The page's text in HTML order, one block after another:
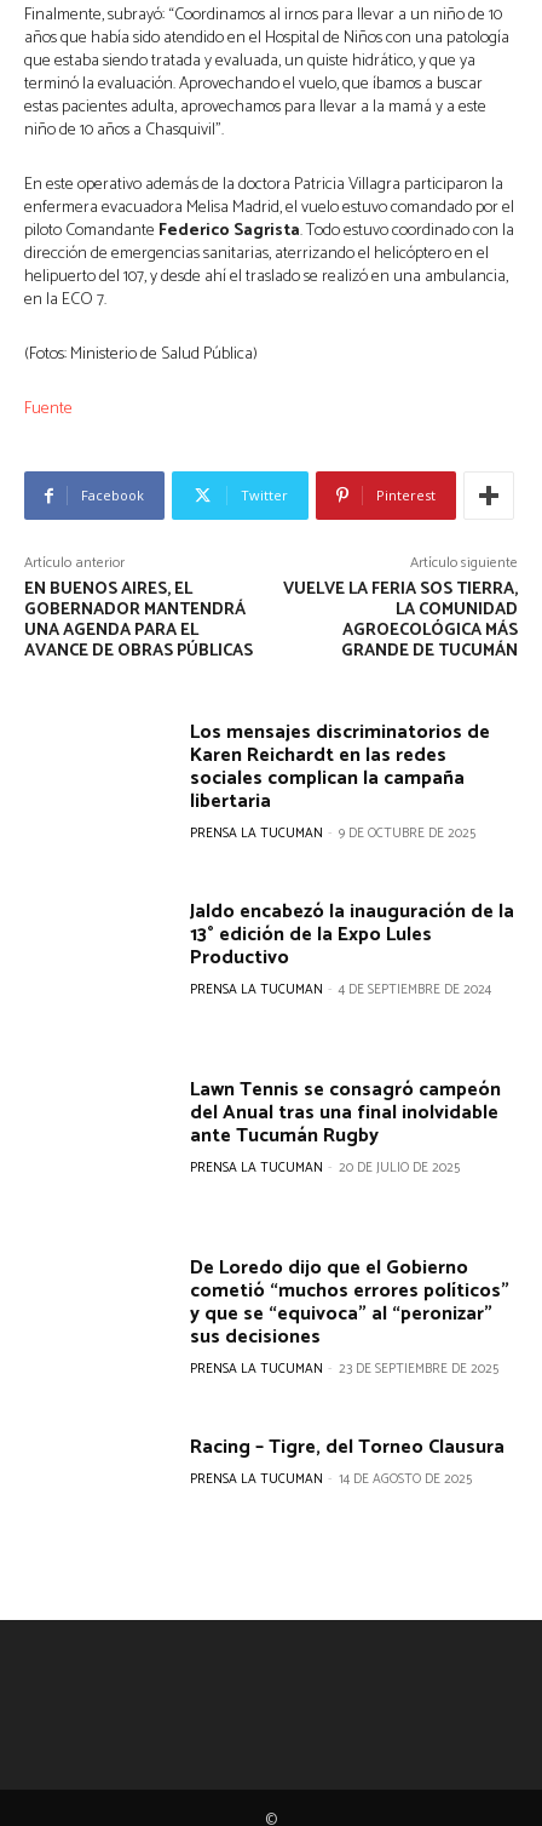
Finalmente, subrayó: “Coordinamos al irnos para llevar a un niño de 10
años que había sido atendido en el Hospital de Niños con una patología
que estaba siendo tratada y evaluada, un quiste hidrático, y que ya
terminó la evaluación. Aprovechando el vuelo, que íbamos a buscar
estas pacientes adulta, aprovechamos para llevar a la mamá y a este
niño de 10 años a Chasquivil”.
En este operativo además de la doctora Patricia Villagra participaron la
enfermera evacuadora Melisa Madrid, el vuelo estuvo comandado por el
piloto Comandante Federico Sagrista. Todo estuvo coordinado con la
dirección de emergencias sanitarias, aterrizando el helicóptero en el
helipuerto del 107, y desde ahí el traslado se realizó en una ambulancia,
en la ECO 7.
(Fotos: Ministerio de Salud Pública)
Fuente
Facebook Twitter Pinterest
Artículo anterior
EN BUENOS AIRES, EL
GOBERNADOR MANTENDRÁ
UNA AGENDA PARA EL
AVANCE DE OBRAS PÚBLICAS
Artículo siguiente
VUELVE LA FERIA SOS TIERRA,
LA COMUNIDAD
AGROECOLÓGICA MÁS
GRANDE DE TUCUMÁN
Los mensajes discriminatorios de
Karen Reichardt en las redes
sociales complican la campaña
libertaria
PRENSA LA TUCUMAN - 9 DE OCTUBRE DE 2025
Jaldo encabezó la inauguración de la
13° edición de la Expo Lules
Productivo
PRENSA LA TUCUMAN - 4 DE SEPTIEMBRE DE 2024
Lawn Tennis se consagró campeón
del Anual tras una final inolvidable
ante Tucumán Rugby
PRENSA LA TUCUMAN - 20 DE JULIO DE 2025
De Loredo dijo que el Gobierno
cometió “muchos errores políticos”
y que se “equivoca” al “peronizar”
sus decisiones
PRENSA LA TUCUMAN - 23 DE SEPTIEMBRE DE 2025
Racing – Tigre, del Torneo Clausura
PRENSA LA TUCUMAN - 14 DE AGOSTO DE 2025
©